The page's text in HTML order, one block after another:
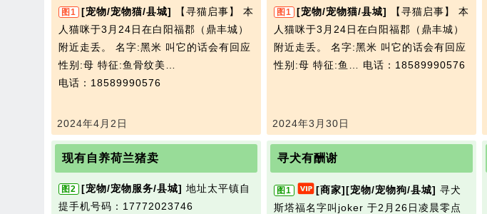
图1 [宠物/宠物猫/县城]
【寻‮启猫‬事】 本
人猫咪于3月24日在白阳福郡（鼎丰城）
附‮走近‬丢。 名字:黑米 叫它的话会有回应
性别:母 特征:鱼骨纹美…
电话：18589990576
2024年4月2日
图1 [宠物/宠物猫/县城]
【寻‮启猫‬事】 本
人猫咪于3月24日在白阳福郡（鼎丰城）
附‮走近‬丢。 名字:黑米 叫它的话会有回应
性别:母 特征:鱼… 电话：18589990576
2024年3月30日
现有自养荷兰猪卖
图2 [宠物/宠物服务/县城] 地址太平镇自
提手机号码：17772023746
寻犬有酬谢
图1 [商家][宠物/宠物狗/县城] 寻犬
斯塔福名字叫joker 于2月26日凌晨零点